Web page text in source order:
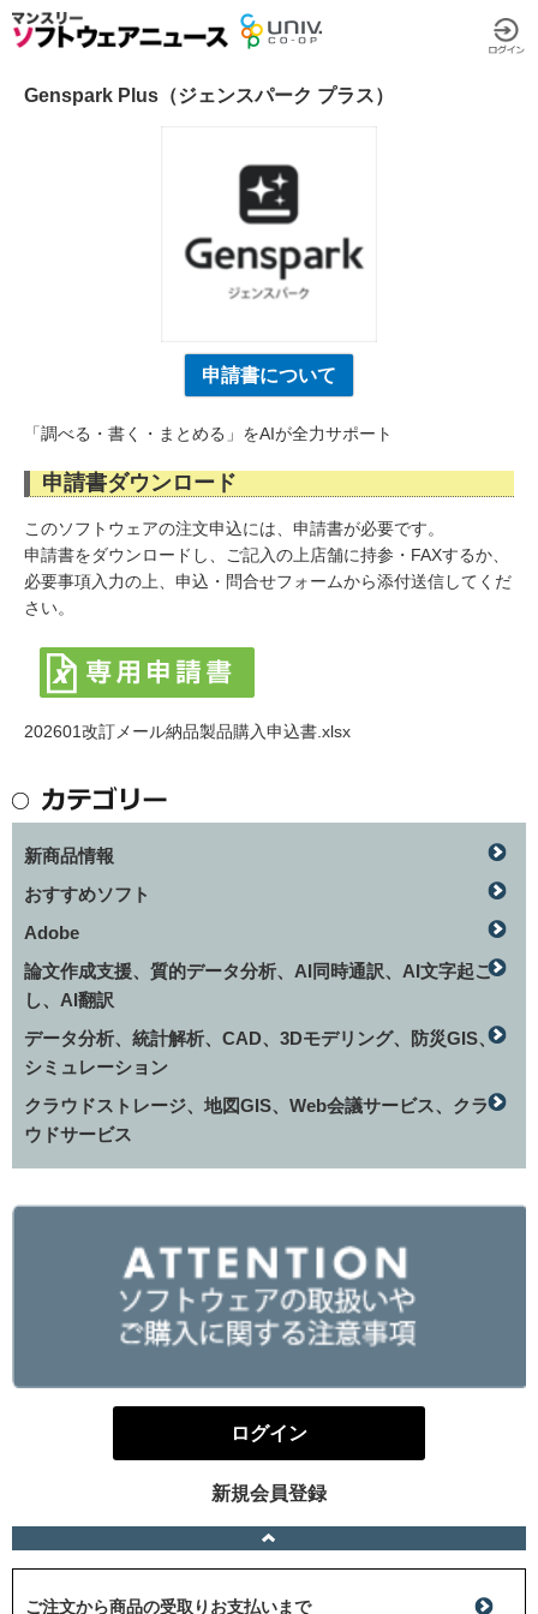
Genspark Plus（ジェンスパーク プラス）
申請書について
「調べる・書く・まとめる」をAIが全力サポート
申請書ダウンロード
このソフトウェアの注文申込には、申請書が必要です。
申請書をダウンロードし、ご記入の上店舗に持参・FAXするか、
必要事項入力の上、申込・問合せフォームから添付送信してくだ
さい。
202601改訂メール納品製品購入申込書.xlsx
新商品情報
おすすめソフト
Adobe
論文作成支援、質的データ分析、AI同時通訳、AI文字起こ
し、AI翻訳
データ分析、統計解析、CAD、3Dモデリング、防災GIS、
シミュレーション
クラウドストレージ、地図GIS、Web会議サービス、クラ
ウドサービス
ログイン
新規会員登録
ご注文から商品の受取りお支払いまで